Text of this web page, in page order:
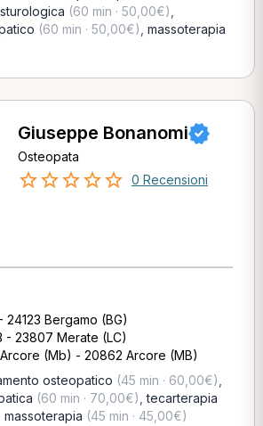
(60 min · 50,00€)
(60 min · 50,00€) massoterapia
Giuseppe Bonanomi
Osteopata
0 Recensioni
24123 Bergamo (BG)
- 23807 Merate (LC)
(Mb) - 20862 Arcore (MB)
osteopatico (45 min · 60,00€)
(60 min · 70,00€) ,tecarterapia
massoterapia (45 min · 45,00€)